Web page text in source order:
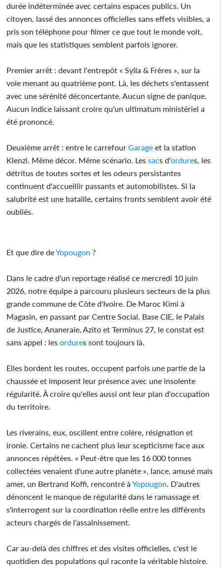
durée indéterminée avec certains espaces publics. Un
citoyen, lassé des annonces officielles sans effets visibles, a
pris son téléphone pour filmer ce que tout le monde voit,
mais que les statistiques semblent parfois ignorer.
Premier arrêt : devant l'entrepôt « Sylla & Frères », sur la
voie menant au quatrième pont. Là, les déchets s'entassent
avec une sérénité déconcertante. Aucun signe de panique.
Aucun indice laissant croire qu'un ultimatum ministériel a
été prononcé.
Deuxième arrêt : entre le carrefourGarage et la station
Klenzi. Même décor. Même scénario. Lessacs d'ordures, les
détritus de toutes sortes et les odeurs persistantes
continuent d'accueillir passants et automobilistes. Si la
salubrité est une bataille, certains fronts semblent avoir été
oubliés.
Et que dire deYopougon ?
Dans le cadre d'un reportage réalisé ce mercredi 10 juin
2026, notre équipe a parcouru plusieurs secteurs de la plus
grande commune de Côte d'Ivoire. De Maroc Kimi à
Magasin, en passant par Centre Social, Base CIE, le Palais
de Justice, Ananeraie, Azito et Terminus 27, le constat est
sans appel : lesordures sont toujours là.
Elles bordent les routes, occupent parfois une partie de la
chaussée et imposent leur présence avec une insolente
régularité. À croire qu'elles aussi ont leur plan d'occupation
du territoire.
Les riverains, eux, oscillent entre colère, résignation et
ironie. Certains ne cachent plus leur scepticisme face aux
annonces répétées. « Peut-être que les 16 000 tonnes
collectées venaient d'une autre planète », lance, amusé mais
amer, un Bertrand Koffi, rencontré àYopougon . D'autres
dénoncent le manque de régularité dans le ramassage et
s'interrogent sur la coordination réelle entre les différents
acteurs chargés de l'assainissement.
Car au-delà des chiffres et des visites officielles, c'est le
quotidien des populations qui raconte la véritable histoire.